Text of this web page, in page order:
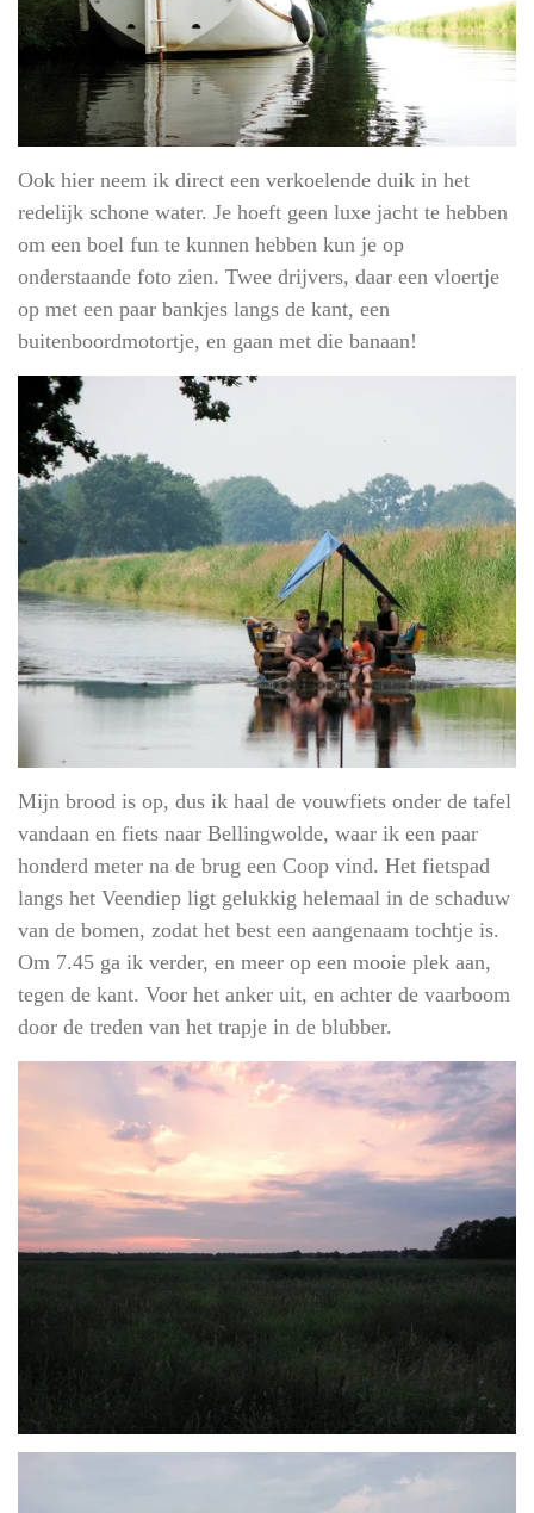
Ook hier neem ik direct een verkoelende duik in het
redelijk schone water. Je hoeft geen luxe jacht te hebben
om een boel fun te kunnen hebben kun je op
onderstaande foto zien. Twee drijvers, daar een vloertje
op met een paar bankjes langs de kant, een
buitenboordmotortje, en gaan met die banaan!
Mijn brood is op, dus ik haal de vouwfiets onder de tafel
vandaan en fiets naar Bellingwolde, waar ik een paar
honderd meter na de brug een Coop vind. Het fietspad
langs het Veendiep ligt gelukkig helemaal in de schaduw
van de bomen, zodat het best een aangenaam tochtje is.
Om 7.45 ga ik verder, en meer op een mooie plek aan,
tegen de kant. Voor het anker uit, en achter de vaarboom
door de treden van het trapje in de blubber.